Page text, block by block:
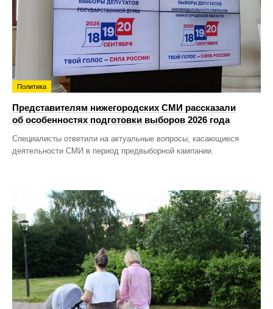
Политика
Представителям нижегородских СМИ рассказали
об особенностях подготовки выборов 2026 года
Специалисты ответили на актуальные вопросы, касающиеся
деятельности СМИ в период предвыборной кампании.